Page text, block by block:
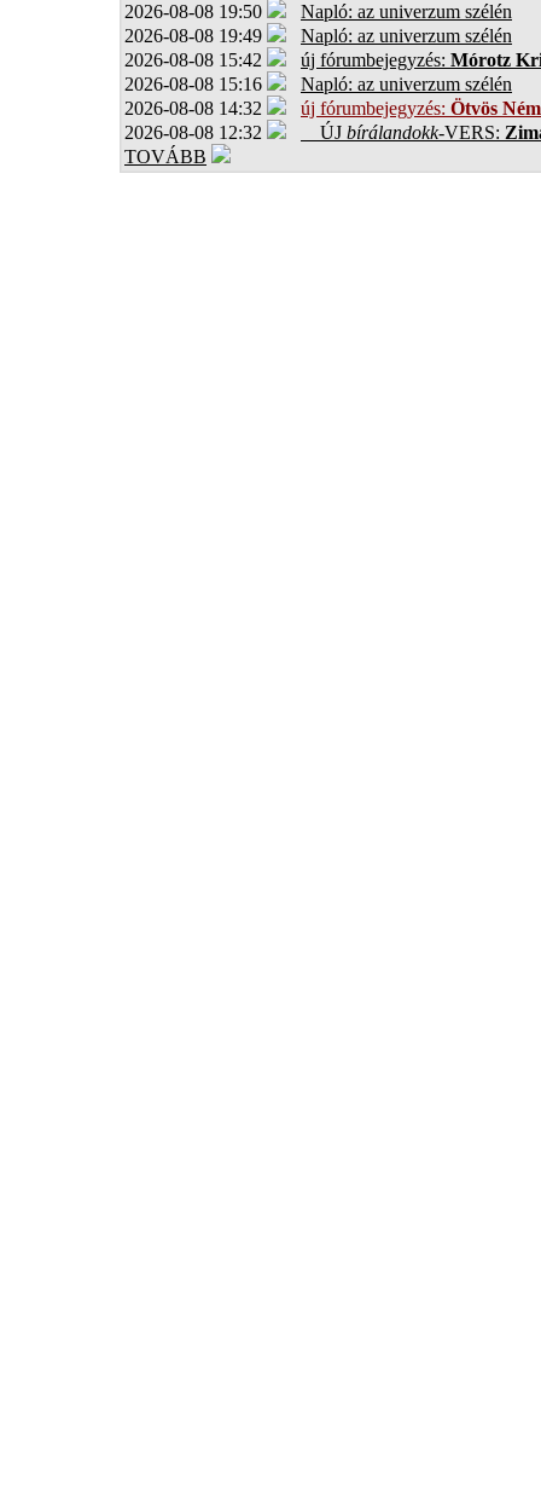
2026-08-08 19:50
Napló: az univerzum szélén
2026-08-08 19:49
Napló: az univerzum szélén
2026-08-08 15:42
új fórumbejegyzés: Mórotz
2026-08-08 15:16
Napló: az univerzum szélén
2026-08-08 14:32
új fórumbejegyzés: Ötvös
2026-08-08 12:32
ÚJ bírálandokk-VERS:
TOVÁBB